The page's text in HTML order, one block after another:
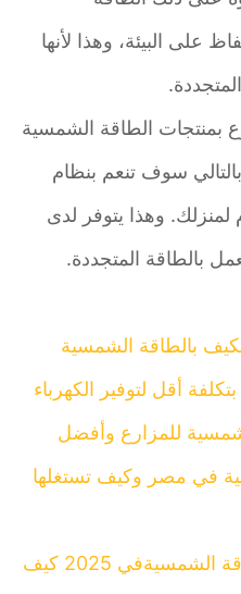
البيئة، وهذا لأنها
الطاقة الشمسية
سوف تنعم بنظام
وهذا يتوفر لدى
بالطاقة المتجددة.
بالطاقة الشمسية
أقل لتوفير الكهرباء
للمزارع وأفضل
في مصر وكيف تستغلها
كاميرات المراقبة بالطاقة الشمسيةفي 2025 كيف